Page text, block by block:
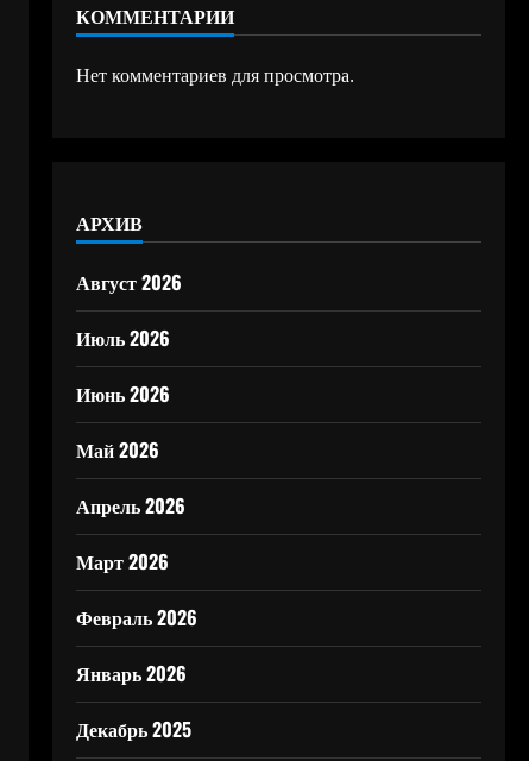
КОММЕНТАРИИ
Нет комментариев для просмотра.
АРХИВ
Август 2026
Июль 2026
Июнь 2026
Май 2026
Апрель 2026
Март 2026
Февраль 2026
Январь 2026
Декабрь 2025